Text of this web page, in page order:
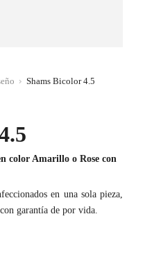
Shams Bicolor 4.5
color Amarillo o Rose con
en una sola pieza,
garantía de por vida.